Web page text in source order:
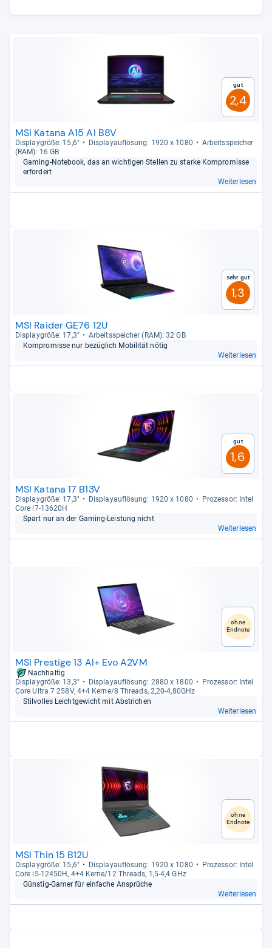
Gut
2,4
MSI Katana A15 AI B8V
Dis­play­größe: 15,6" Dis­pla­yauf­lö­sung: 1920 x 1080
Arbeitsspei­cher
(RAM): 16 GB
Gaming-​Note­book, das an wich­ti­gen Stel­len zu starke Kom­pro­misse
erfor­dert
Weiterlesen
Sehr gut
1,3
MSI Raider GE76 12U
Dis­play­größe: 17,3"
Arbeitsspei­cher (RAM): 32 GB
Kom­pro­misse nur bezüg­lich Mobi­li­tät nötig
Weiterlesen
Gut
1,6
MSI Katana 17 B13V
Dis­play­größe: 17,3" Dis­pla­yauf­lö­sung: 1920 x 1080
Pro­zes­sor: Intel
Core i7-​13620H
Spart nur an der Gaming-​Leis­tung nicht
Weiterlesen
ohne
Endnote
MSI Prestige 13 AI+ Evo A2VM
Nachhaltig
Dis­play­größe: 13,3"
Dis­pla­yauf­lö­sung: 2880 x 1800
Pro­zes­sor: Intel
Core Ultra 7 258V, 4+4 Kerne/8 Threads, 2,20-​4,80GHz
Stil­vol­les Leicht­ge­wicht mit Abstri­chen
Weiterlesen
ohne
Endnote
MSI Thin 15 B12U
Dis­play­größe: 15,6" Dis­pla­yauf­lö­sung: 1920 x 1080
Pro­zes­sor: Intel
Core i5-​12450H, 4+4 Kerne/12 Threads, 1,5-​4,4 GHz
Güns­tig-​Gamer für ein­fa­che Ansprü­che
Weiterlesen